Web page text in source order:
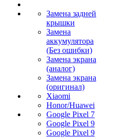
Замена задней
крышки
Замена
аккумулятора
(Без ошибки)
Замена экрана
(аналог)
Замена экрана
(оригинал)
Xiaomi
Honor/Huawei
Google Pixel 7
Google Pixel 9
Google Pixel 9